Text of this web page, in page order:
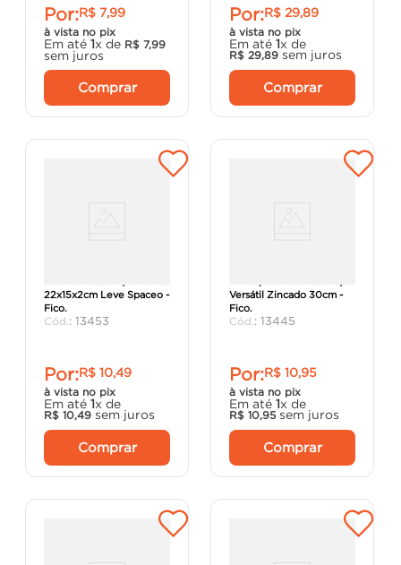
Por:R$ 7,99
à vista no pix
Em até 1x de R$ 7,99
sem juros
Comprar
Por:R$ 29,89
à vista no pix
Em até 1x de
R$ 29,89 sem juros
Comprar
22x15x2cm Leve Spaceo -
Fico.
: 13453
Por:R$ 10,49
à vista no pix
Em até 1x de
R$ 10,49 sem juros
Comprar
Versátil Zincado 30cm -
Fico.
: 13445
Por:R$ 10,95
à vista no pix
Em até 1x de
R$ 10,95 sem juros
Comprar